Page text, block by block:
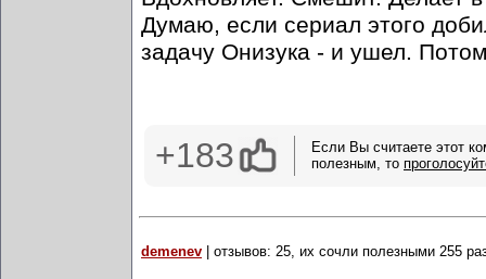
Думаю, если сериал этого
задачу Онизука - и ушел.
+183
Если Вы считаете этот
полезным, то
demenev | отзывов: 25, их сочли полезными 255